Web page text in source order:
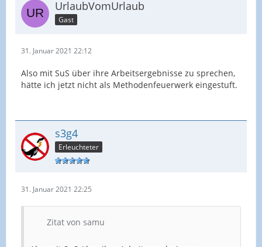
UrlaubVomUrlaub
Gast
31. Januar 2021 22:12
Also mit SuS über ihre Arbeitsergebnisse zu sprechen,
hätte ich jetzt nicht als Methodenfeuerwerk eingestuft.
s3g4
Erleuchteter
31. Januar 2021 22:25
Zitat von samu